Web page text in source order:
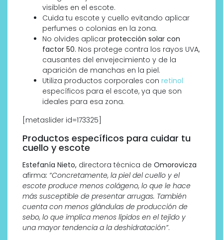
visibles en el escote.
Cuida tu escote y cuello evitando aplicar
perfumes o colonias en la zona.
No olvides aplicar protección solar con
factor 50. Nos protege contra los rayos UVA,
causantes del envejecimiento y de la
aparición de manchas en la piel.
Utiliza productos corporales con retinol
específicos para el escote, ya que son
ideales para esa zona.
[metaslider id=173325]
Productos específicos para cuidar tu
cuello y escote
Estefanía Nieto, directora técnica de Omorovicza
afirma: “Concretamente, la piel del cuello y el
escote produce menos colágeno, lo que le hace
más susceptible de presentar arrugas. También
cuenta con menos glándulas de producción de
sebo, lo que implica menos lípidos en el tejido y
una mayor tendencia a la deshidratación”.